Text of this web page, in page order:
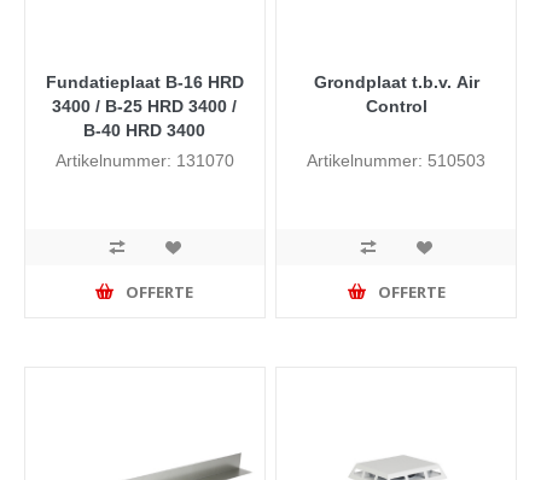
Fundatieplaat B-16 HRD
3400 / B-25 HRD 3400 /
B-40 HRD 3400
Artikelnummer: 131070
OFFERTE
Grondplaat t.b.v. Air
Control
Artikelnummer: 510503
OFFERTE